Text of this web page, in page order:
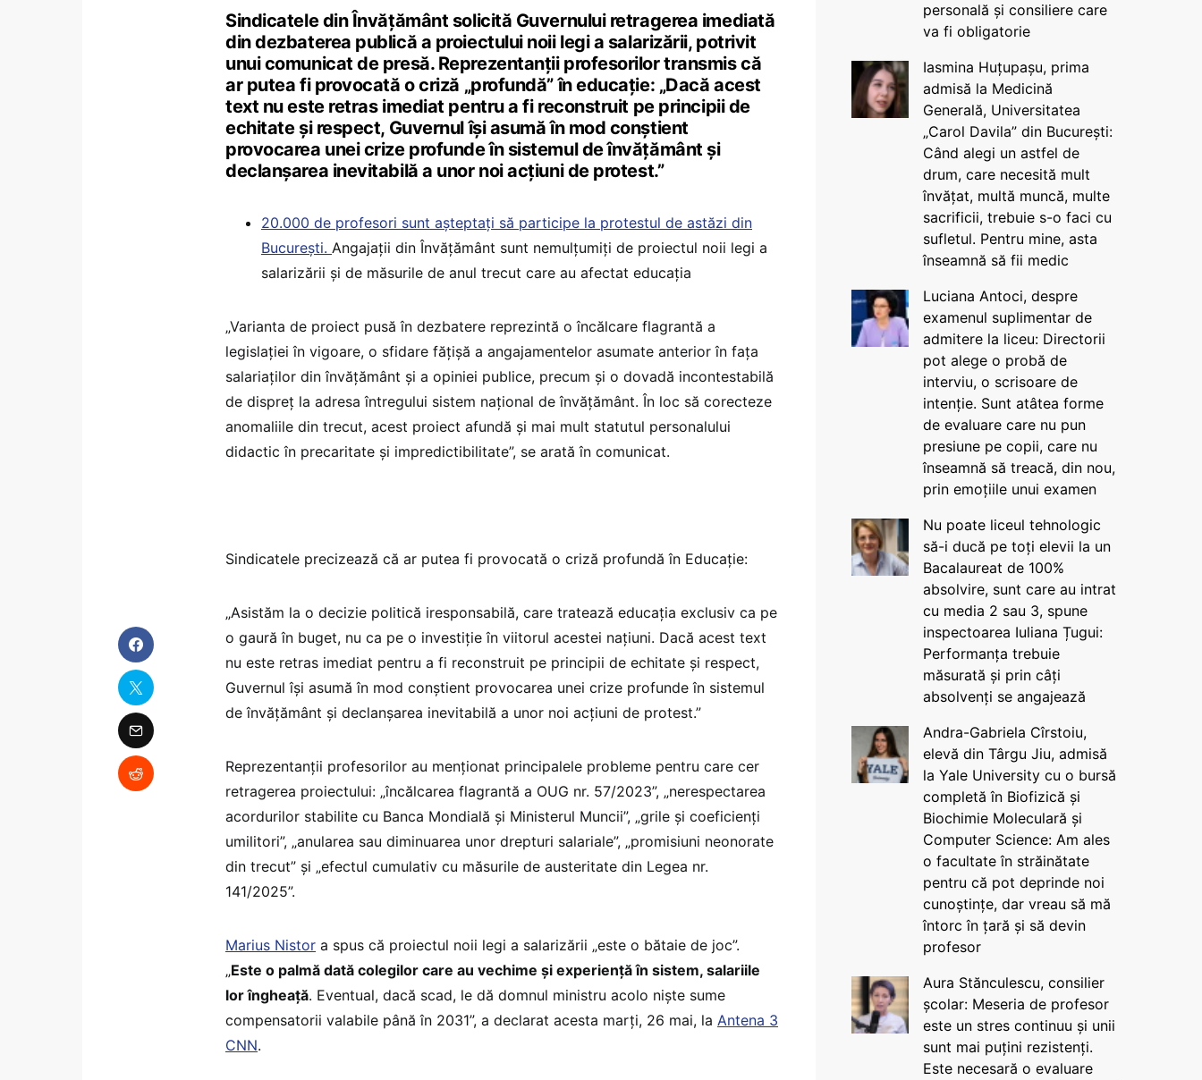
Sindicatele din Învățământ solicită Guvernului retragerea imediată
din dezbaterea publică a proiectului noii legi a salarizării, potrivit
unui comunicat de presă. Reprezentanții profesorilor transmis că
ar putea fi provocată o criză „profundă” în educație: „Dacă acest
text nu este retras imediat pentru a fi reconstruit pe principii de
echitate și respect, Guvernul își asumă în mod conștient
provocarea unei crize profunde în sistemul de învățământ și
declanșarea inevitabilă a unor noi acțiuni de protest.”
20.000 de profesori sunt așteptați să participe la protestul de astăzi din
București. Angajații din Învățământ sunt nemulțumiți de proiectul noii legi a
salarizării și de măsurile de anul trecut care au afectat educația
„Varianta de proiect pusă în dezbatere reprezintă o încălcare flagrantă a
legislației în vigoare, o sfidare fățișă a angajamentelor asumate anterior în fața
salariaților din învățământ și a opiniei publice, precum și o dovadă incontestabilă
de dispreț la adresa întregului sistem național de învățământ. În loc să corecteze
anomaliile din trecut, acest proiect afundă și mai mult statutul personalului
didactic în precaritate și impredictibilitate”, se arată în comunicat.
Sindicatele precizează că ar putea fi provocată o criză profundă în Educație:
„Asistăm la o decizie politică iresponsabilă, care tratează educația exclusiv ca pe
o gaură în buget, nu ca pe o investiție în viitorul acestei națiuni. Dacă acest text
nu este retras imediat pentru a fi reconstruit pe principii de echitate și respect,
Guvernul își asumă în mod conștient provocarea unei crize profunde în sistemul
de învățământ și declanșarea inevitabilă a unor noi acțiuni de protest.”
Reprezentanții profesorilor au menționat principalele probleme pentru care cer
retragerea proiectului: „încălcarea flagrantă a OUG nr. 57/2023”, „nerespectarea
acordurilor stabilite cu Banca Mondială și Ministerul Muncii”, „grile și coeficienți
umilitori”, „anularea sau diminuarea unor drepturi salariale”, „promisiuni neonorate
din trecut” și „efectul cumulativ cu măsurile de austeritate din Legea nr.
141/2025”.
Marius Nistor a spus că proiectul noii legi a salarizării „este o bătaie de joc”.
„Este o palmă dată colegilor care au vechime și experiență în sistem, salariile
lor îngheață. Eventual, dacă scad, le dă domnul ministru acolo niște sume
compensatorii valabile până în 2031”, a declarat acesta marți, 26 mai, la Antena 3
CNN.
personală și consiliere care
va fi obligatorie
Iasmina Huțupașu, prima
admisă la Medicină
Generală, Universitatea
„Carol Davila” din București:
Când alegi un astfel de
drum, care necesită mult
învățat, multă muncă, multe
sacrificii, trebuie s-o faci cu
sufletul. Pentru mine, asta
înseamnă să fii medic
Luciana Antoci, despre
examenul suplimentar de
admitere la liceu: Directorii
pot alege o probă de
interviu, o scrisoare de
intenție. Sunt atâtea forme
de evaluare care nu pun
presiune pe copii, care nu
înseamnă să treacă, din nou,
prin emoțiile unui examen
Nu poate liceul tehnologic
să-i ducă pe toți elevii la un
Bacalaureat de 100%
absolvire, sunt care au intrat
cu media 2 sau 3, spune
inspectoarea Iuliana Țugui:
Performanța trebuie
măsurată și prin câți
absolvenți se angajează
Andra-Gabriela Cîrstoiu,
elevă din Târgu Jiu, admisă
la Yale University cu o bursă
completă în Biofizică și
Biochimie Moleculară și
Computer Science: Am ales
o facultate în străinătate
pentru că pot deprinde noi
cunoștințe, dar vreau să mă
întorc în țară și să devin
profesor
Aura Stănculescu, consilier
școlar: Meseria de profesor
este un stres continuu și unii
sunt mai puțini rezistenți.
Este necesară o evaluare